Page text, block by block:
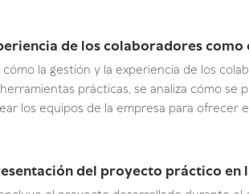
de los colaboradores como
la gestión y la experiencia de los
prácticas, se analiza cómo
los equipos de la empresa para ofrecer
del proyecto práctico en